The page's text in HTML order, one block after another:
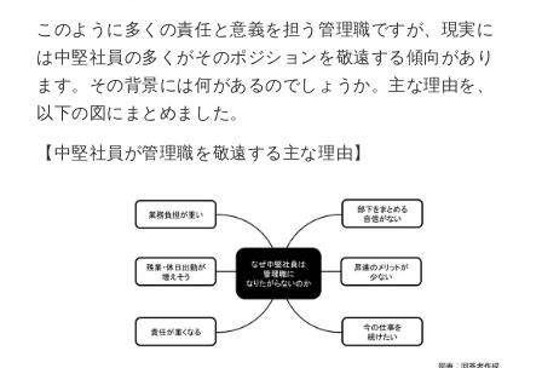
このように多くの責任と意義を担う管理職ですが、現実に
は中堅社員の多くがそのポジションを敬遠する傾向があり
ます。その背景には何があるのでしょうか。主な理由を、
以下の図にまとめました。
【中堅社員が管理職を敬遠する主な理由】